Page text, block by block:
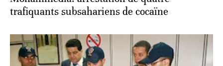
trafiquants subsahariens de cocaïne